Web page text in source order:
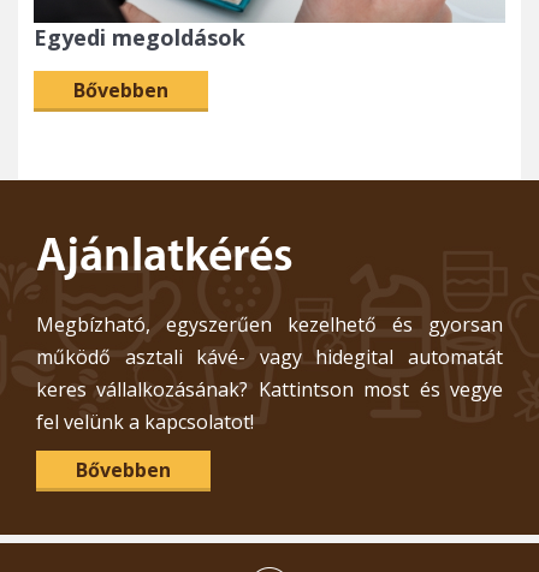
Egyedi megoldások
Bővebben
Ajánlatkérés
Megbízható, egyszerűen kezelhető és gyorsan
működő asztali kávé- vagy hidegital automatát
keres vállalkozásának? Kattintson most és vegye
fel velünk a kapcsolatot!
Bővebben